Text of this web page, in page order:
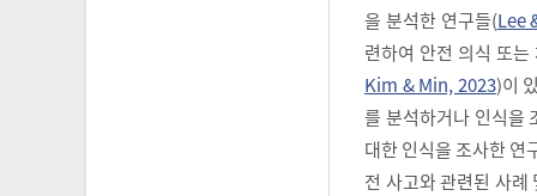
을 분석한 연구들(Lee
련하여 안전 의식 또
Kim & Min, 2023)이
를 분석하거나 인식을
대한 인식을 조사한 연
전 사고와 관련된 사